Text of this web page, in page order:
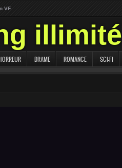
VF.
illimité
DRAME ROMANCE SCI-FI